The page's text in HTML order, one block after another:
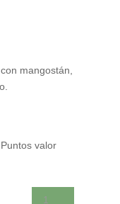
mangostán,
Puntos valor